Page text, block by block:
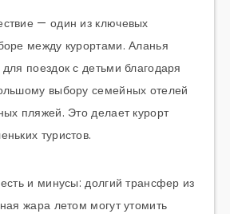
— один из ключевых
между курортами. Аланья
поездок с детьми благодаря
выбору семейных отелей
пляжей. Это делает курорт
туристов.
и минусы: долгий трансфер из
жара летом могут утомить